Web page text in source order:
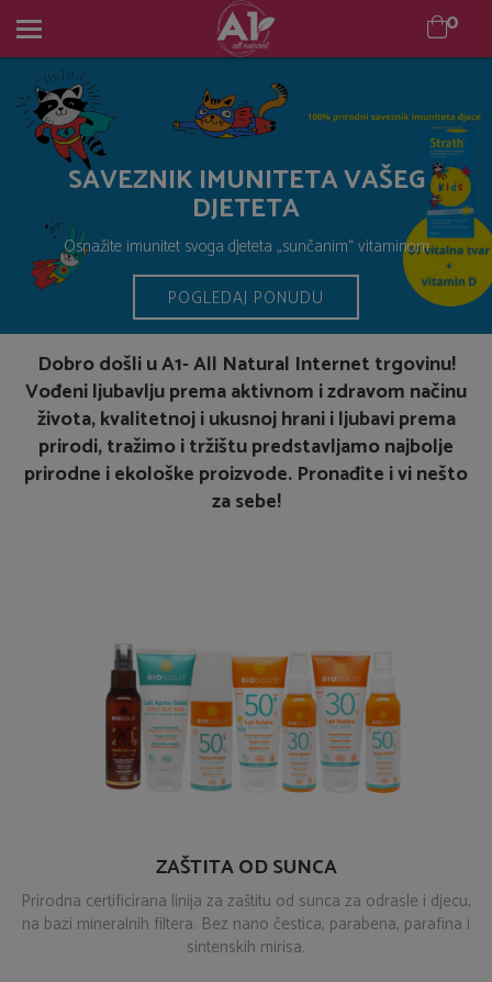
0
SAVEZNIK IMUNITETA VAŠEG
DJETETA
Osnažite imunitet svoga djeteta „sunčanim“ vitaminom
POGLEDAJ PONUDU
Dobro došli u A1- All Natural Internet trgovinu!
Vođeni ljubavlju prema aktivnom i zdravom načinu
života, kvalitetnoj i ukusnoj hrani i ljubavi prema
prirodi, tražimo i tržištu predstavljamo najbolje
prirodne i ekološke proizvode. Pronađite i vi nešto
za sebe!
ZAŠTITA OD SUNCA
Prirodna certificirana linija za zaštitu od sunca za odrasle i djecu,
na bazi mineralnih filtera. Bez nano čestica, parabena, parafina i
sintenskih mirisa.